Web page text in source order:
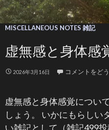
MISCELLANEOUS NOTES 雑記
虚無感と身体感
2026年3月16日 コメントをど
虚無感と身体感覚につい
しょう。 いかにもらしい
い雑記として（雑記499